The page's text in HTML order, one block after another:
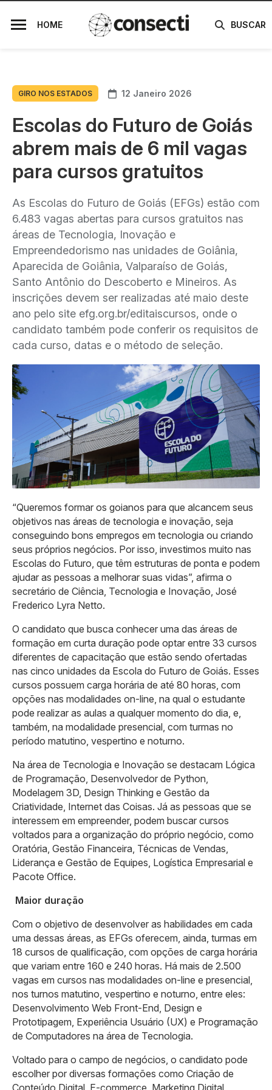
HOME BUSCAR
GIRO NOS ESTADOS 12 Janeiro 2026
Escolas do Futuro de Goiás
abrem mais de 6 mil vagas
para cursos gratuitos
As Escolas do Futuro de Goiás (EFGs) estão com
6.483 vagas abertas para cursos gratuitos nas
áreas de Tecnologia, Inovação e
Empreendedorismo nas unidades de Goiânia,
Aparecida de Goiânia, Valparaíso de Goiás,
Santo Antônio do Descoberto e Mineiros. As
inscrições devem ser realizadas até maio deste
ano pelo site efg.org.br/editaiscursos, onde o
candidato também pode conferir os requisitos de
cada curso, datas e o método de seleção.
“Queremos formar os goianos para que alcancem seus
objetivos nas áreas de tecnologia e inovação, seja
conseguindo bons empregos em tecnologia ou criando
seus próprios negócios. Por isso, investimos muito nas
Escolas do Futuro, que têm estruturas de ponta e podem
ajudar as pessoas a melhorar suas vidas”, afirma o
secretário de Ciência, Tecnologia e Inovação, José
Frederico Lyra Netto.
O candidato que busca conhecer uma das áreas de
formação em curta duração pode optar entre 33 cursos
diferentes de capacitação que estão sendo ofertadas
nas cinco unidades da Escola do Futuro de Goiás. Esses
cursos possuem carga horária de até 80 horas, com
opções nas modalidades on-line, na qual o estudante
pode realizar as aulas a qualquer momento do dia, e,
também, na modalidade presencial, com turmas no
período matutino, vespertino e noturno.
Na área de Tecnologia e Inovação se destacam Lógica
de Programação, Desenvolvedor de Python,
Modelagem 3D, Design Thinking e Gestão da
Criatividade, Internet das Coisas. Já as pessoas que se
interessem em empreender, podem buscar cursos
voltados para a organização do próprio negócio, como
Oratória, Gestão Financeira, Técnicas de Vendas,
Liderança e Gestão de Equipes, Logística Empresarial e
Pacote Office.
Maior duração
Com o objetivo de desenvolver as habilidades em cada
uma dessas áreas, as EFGs oferecem, ainda, turmas em
18 cursos de qualificação, com opções de carga horária
que variam entre 160 e 240 horas. Há mais de 2.500
vagas em cursos nas modalidades on-line e presencial,
nos turnos matutino, vespertino e noturno, entre eles:
Desenvolvimento Web Front-End, Design e
Prototipagem, Experiência Usuário (UX) e Programação
de Computadores na área de Tecnologia.
Voltado para o campo de negócios, o candidato pode
escolher por diversas formações como Criação de
Conteúdo Digital, E-commerce, Marketing Digital,